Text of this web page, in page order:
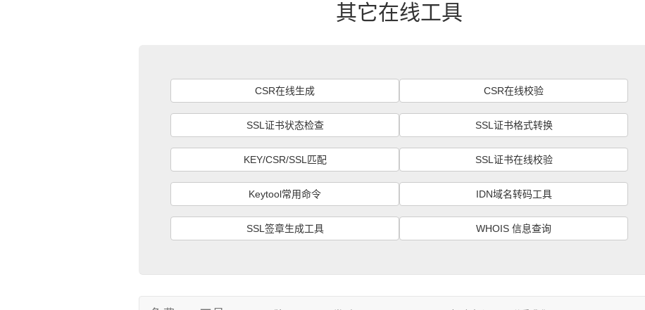
其它在线工具
CSR在线生成 CSR在线校验
SSL证书状态检查 SSL证书格式转换
KEY/CSR/SSL匹配 SSL证书在线校验
Keytool常用命令 IDN域名转码工具
SSL签章生成工具 WHOIS 信息查询